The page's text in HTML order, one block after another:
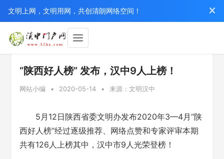
文明上网，文明用网，共创清朗网络空间！
“陕西好人榜” 发布，汉中9人上榜！
网站小编 • 2020-05-14 • 来源：文明汉中
5月12日陕西省委文明办发布2020年3—4月“陕
西好人榜”经过逐级推荐、网络点赞和专家评审本期
共有126人上榜其中，汉中市9人光荣登榜！